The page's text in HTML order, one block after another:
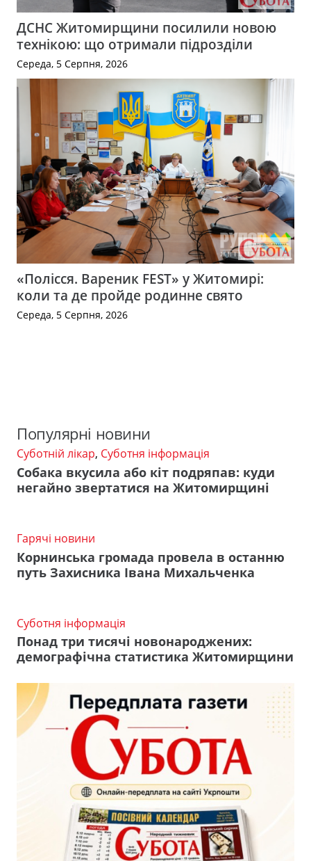
ДСНС Житомирщини посилили новою
технікою: що отримали підрозділи
Середа, 5 Серпня, 2026
«Полісся. Вареник FEST» у Житомирі:
коли та де пройде родинне свято
Середа, 5 Серпня, 2026
Популярні новини
Суботній лікар, Суботня інформація
Собака вкусила або кіт подряпав: куди
негайно звертатися на Житомирщині
Гарячі новини
Корнинська громада провела в останню
путь Захисника Івана Михальченка
Суботня інформація
Понад три тисячі новонароджених:
демографічна статистика Житомирщини